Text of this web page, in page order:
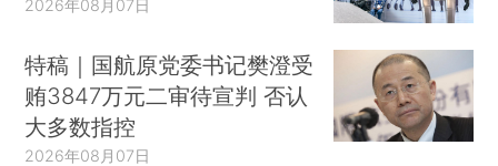
2026年08月07日
特稿｜国航原党委书记樊澄受
贿3847万元二审待宣判 否认
大多数指控
2026年08月07日